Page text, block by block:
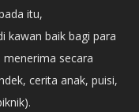
itu,
kawan baik bagi para
secara
cerita anak, puisi,